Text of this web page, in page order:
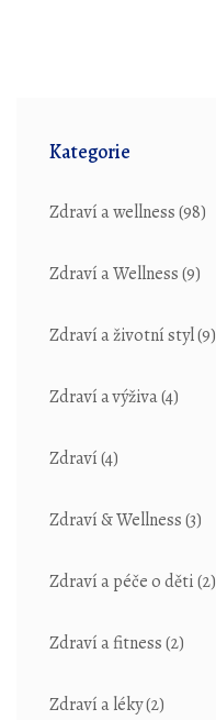
Kategorie
Zdraví a wellness(98)
Zdraví a Wellness(9)
Zdraví a životní styl(9)
Zdraví a výživa(4)
Zdraví(4)
Zdraví & Wellness(3)
Zdraví a péče o děti(2)
Zdraví a fitness(2)
Zdraví a léky(2)